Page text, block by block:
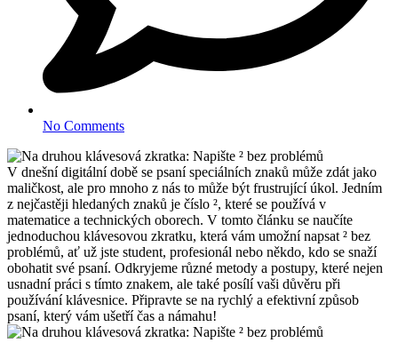
No Comments
V dnešní digitální době se psaní speciálních znaků může zdát jako
maličkost, ale pro mnoho z nás to může být frustrující úkol. Jedním
z nejčastěji hledaných znaků je číslo ², které se používá v
matematice a technických oborech. V tomto článku se naučíte
jednoduchou klávesovou zkratku, která vám umožní napsat ² bez
problémů, ať už jste student, profesionál nebo někdo, kdo se snaží
obohatit své psaní. Odkryjeme různé metody a postupy, které nejen
usnadní práci s tímto znakem, ale také posílí vaši důvěru při
používání klávesnice. Připravte se na rychlý a efektivní způsob
psaní, který vám ušetří čas a námahu!